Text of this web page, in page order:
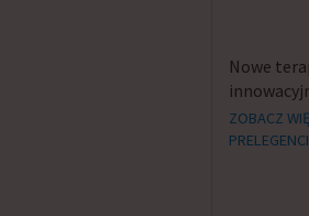
Nowe
ZOBACZ
PRELEGENCI